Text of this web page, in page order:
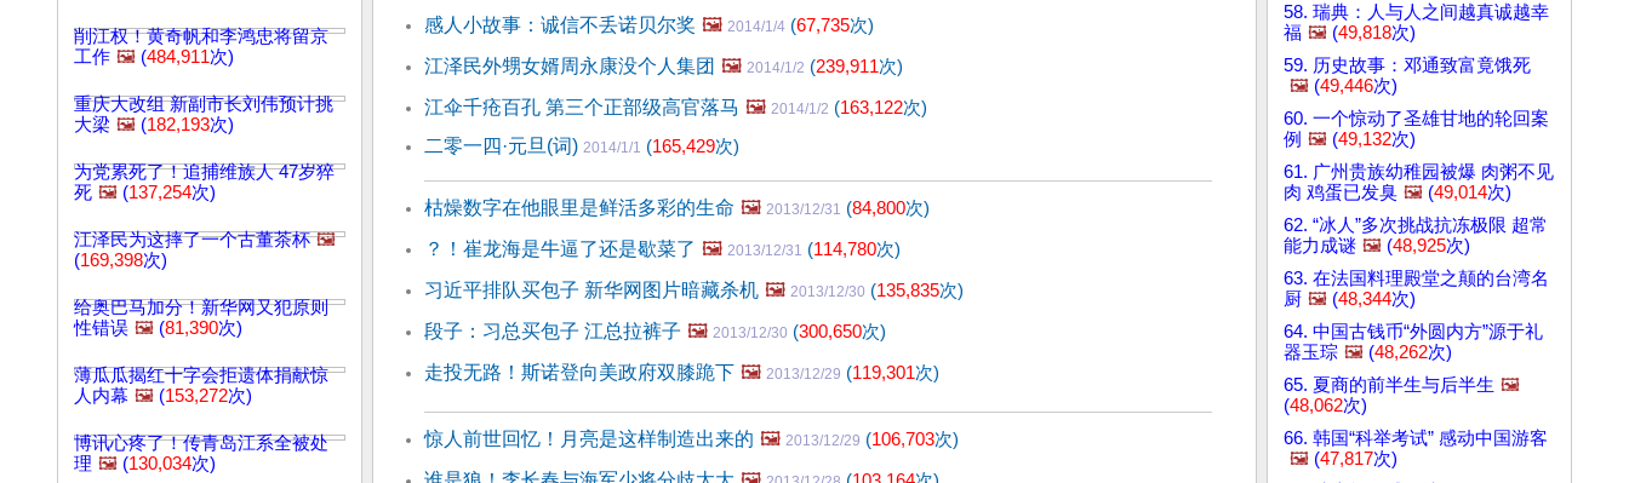
削江权！黄奇帆和李鸿忠将留京
工作 🖼️ (484,911次)
重庆大改组 新副市长刘伟预计挑
大梁 🖼️ (182,193次)
为党累死了！追捕维族人 47岁猝
死 🖼️ (137,254次)
江泽民为这摔了一个古董茶杯 🖼️
(169,398次)
给奥巴马加分！新华网又犯原则
性错误 🖼️ (81,390次)
薄瓜瓜揭红十字会拒遗体捐献惊
人内幕 🖼️ (153,272次)
博讯心疼了！传青岛江系全被处
理 🖼️ (130,034次)
感人小故事：诚信不丢诺贝尔奖 🖼️ 2014/1/4 (67,735次)
江泽民外甥女婿周永康没个人集团 🖼️ 2014/1/2 (239,911次)
江伞千疮百孔 第三个正部级高官落马 🖼️ 2014/1/2 (163,122次)
二零一四·元旦(词) 2014/1/1 (165,429次)
枯燥数字在他眼里是鲜活多彩的生命 🖼️ 2013/12/31 (84,800次)
？！崔龙海是牛逼了还是歇菜了 🖼️ 2013/12/31 (114,780次)
习近平排队买包子 新华网图片暗藏杀机 🖼️ 2013/12/30 (135,835次)
段子：习总买包子 江总拉裤子 🖼️ 2013/12/30 (300,650次)
走投无路！斯诺登向美政府双膝跪下 🖼️ 2013/12/29 (119,301次)
惊人前世回忆！月亮是这样制造出来的 🖼️ 2013/12/29 (106,703次)
58. 瑞典：人与人之间越真诚越幸
福 🖼️ (49,818次)
59. 历史故事：邓通致富竟饿死
🖼️ (49,446次)
60. 一个惊动了圣雄甘地的轮回案
例 🖼️ (49,132次)
61. 广州贵族幼稚园被爆 肉粥不见
肉 鸡蛋已发臭 🖼️ (49,014次)
62. “冰人”多次挑战抗冻极限 超常
能力成谜 🖼️ (48,925次)
63. 在法国料理殿堂之颠的台湾名
厨 🖼️ (48,344次)
64. 中国古钱币“外圆内方”源于礼
器玉琮 🖼️ (48,262次)
65. 夏商的前半生与后半生 🖼️
(48,062次)
66. 韩国“科举考试” 感动中国游客
🖼️ (47,817次)